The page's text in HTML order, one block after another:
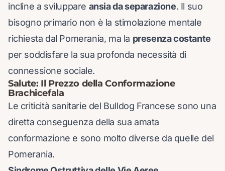
incline a sviluppare ansia da separazione. Il suo
bisogno primario non è la stimolazione mentale
richiesta dal Pomerania, ma la presenza costante
per soddisfare la sua profonda necessità di
connessione sociale.
Salute: Il Prezzo della Conformazione
Brachicefala
Le criticità sanitarie del Bulldog Francese sono una
diretta conseguenza della sua amata
conformazione e sono molto diverse da quelle del
Pomerania.